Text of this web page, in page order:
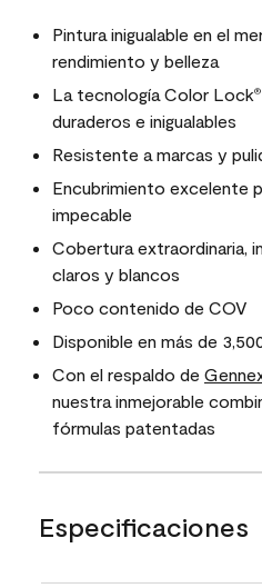
Pintura inigualable en el
rendimiento y belleza
La tecnología Color Lock®
duraderos e inigualables
Resistente a marcas y
Encubrimiento excelente
impecable
Cobertura extraordinaria,
claros y blancos
Poco contenido de COV
Disponible en más de
Con el respaldo de
nuestra inmejorable
fórmulas patentadas
Especificaciones